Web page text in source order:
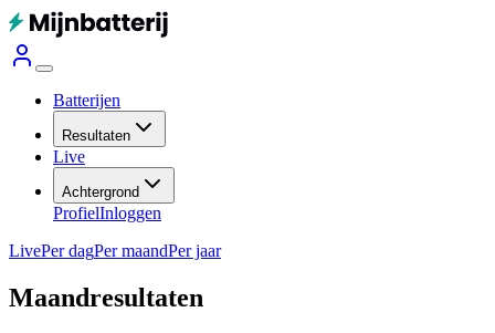
Batterijen
Resultaten
Live
Achtergrond
ProfielInloggen
LivePer dagPer maandPer jaar
Maandresultaten